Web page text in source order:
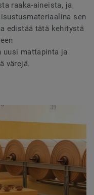
raaka-aineista, ja
sen
edistää tätä kehitystä
uusi mattapinta ja
värejä.